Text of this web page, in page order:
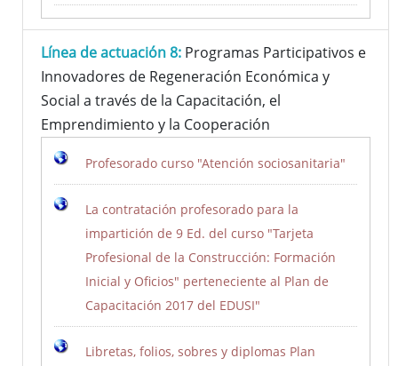
Línea de actuación 8: Programas Participativos e
Innovadores de Regeneración Económica y
Social a través de la Capacitación, el
Emprendimiento y la Cooperación
Profesorado curso "Atención sociosanitaria"
La contratación profesorado para la
impartición de 9 Ed. del curso "Tarjeta
Profesional de la Construcción: Formación
Inicial y Oficios" perteneciente al Plan de
Capacitación 2017 del EDUSI"
Libretas, folios, sobres y diplomas Plan